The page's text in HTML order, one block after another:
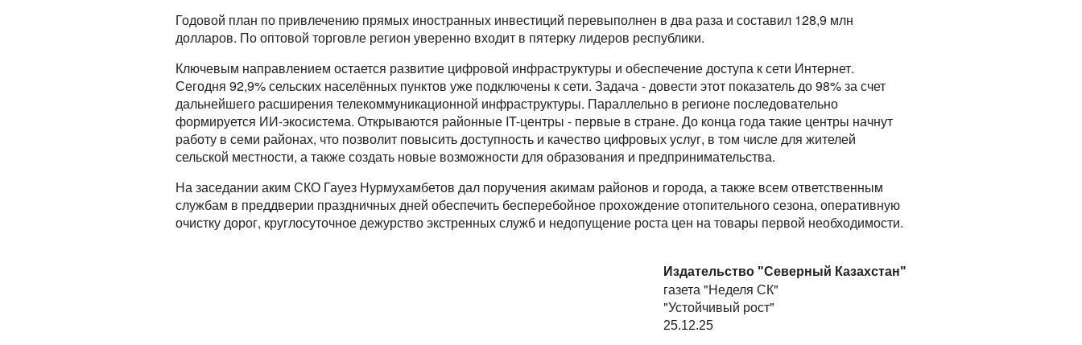
Годовой план по привлечению прямых иностранных инвестиций перевыполнен в два раза и составил 128,9 млн
долларов. По оптовой торговле регион уверенно входит в пятерку лидеров республики.
Ключевым направлением остается развитие цифровой инфраструктуры и обеспечение доступа к сети Интернет.
Сегодня 92,9% сельских населённых пунктов уже подключены к сети. Задача - довести этот показатель до 98% за счет
дальнейшего расширения телекоммуникационной инфраструктуры. Параллельно в регионе последовательно
формируется ИИ-экосистема. Открываются районные IT-центры - первые в стране. До конца года такие центры начнут
работу в семи районах, что позволит повысить доступность и качество цифровых услуг, в том числе для жителей
сельской местности, а также создать новые возможности для образования и предпринимательства.
На заседании аким СКО Гауез Нурмухамбетов дал поручения акимам районов и города, а также всем ответственным
службам в преддверии праздничных дней обеспечить бесперебойное прохождение отопительного сезона, оперативную
очистку дорог, круглосуточное дежурство экстренных служб и недопущение роста цен на товары первой необходимости.
Издательство "Северный Казахстан"
газета "Неделя СК"
"Устойчивый рост"
25.12.25